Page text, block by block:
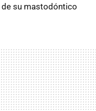
de su mastodóntico